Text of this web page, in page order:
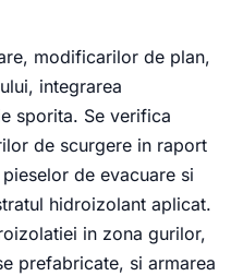
modificarilor de plan,
integrarea
sporita. Se verifica
de scurgere in raport
de evacuare si
hidroizolant aplicat.
in zona gurilor,
prefabricate, si armarea